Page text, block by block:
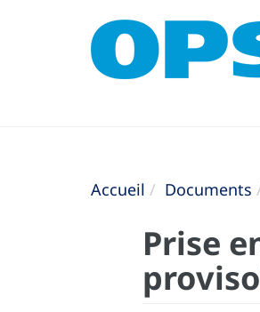
Accueil Documents
Prise